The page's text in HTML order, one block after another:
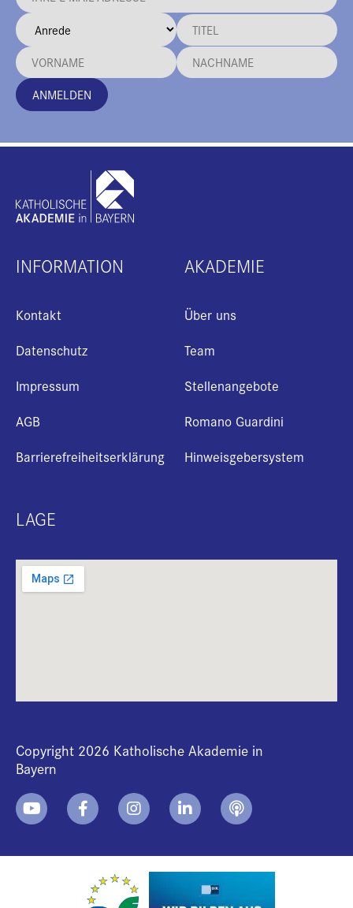
ANMELDEN
INFORMATION
Kontakt
Datenschutz
Impressum
AGB
Barrierefreiheitserklärung
AKADEMIE
Über uns
Team
Stellenangebote
Romano Guardini
Hinweisgebersystem
LAGE
Copyright 2026 Katholische Akademie in
Bayern